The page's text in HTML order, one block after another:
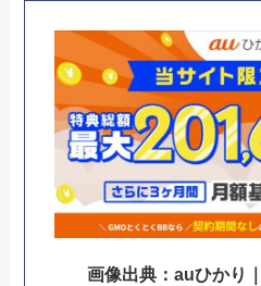
画像出典：auひかり